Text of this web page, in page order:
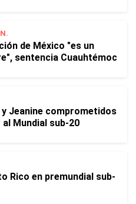
de México "es un
sentencia Cuauhtémoc
y Jeanine comprometidos
Mundial sub-20
Rico en premundial sub-